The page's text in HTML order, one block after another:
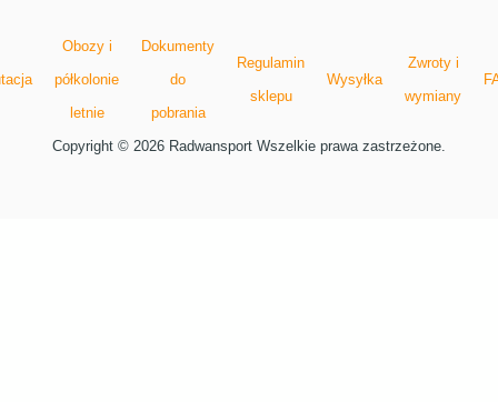
Obozy i
półkolonie
letnie
Dokumenty
do
pobrania
Regulamin
sklepu
Wysyłka
Zwroty i
wymiany
Copyright © 2026 Radwansport Wszelkie prawa zastrzeżone.